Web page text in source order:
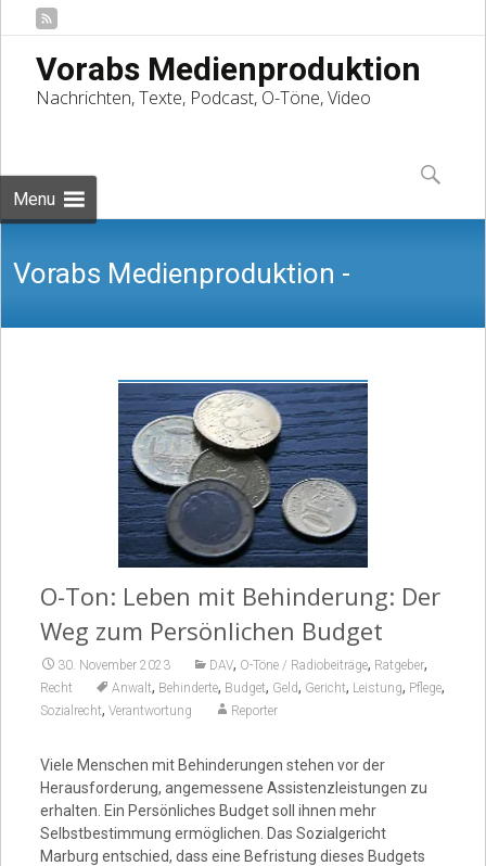
Vorabs Medienproduktion
Nachrichten, Texte, Podcast, O-Töne, Video
Menu
to
content
Suchen
nach:
Vorabs Medienproduktion -
Nachrichten, Texte, Podcast, O-Töne,
O-Ton: Leben mit Behinderung: Der
Weg zum Persönlichen Budget
30. November 2023 DAV, O-Töne / Radiobeiträge, Ratgeber,
Recht Anwalt, Behinderte, Budget, Geld, Gericht, Leistung, Pflege,
Sozialrecht, Verantwortung Reporter
Viele Menschen mit Behinderungen stehen vor der
Herausforderung, angemessene Assistenzleistungen zu
erhalten. Ein Persönliches Budget soll ihnen mehr
Selbstbestimmung ermöglichen. Das Sozialgericht
Marburg entschied, dass eine Befristung dieses Budgets